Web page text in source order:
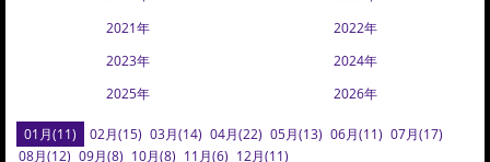
2021年
2022年
2023年
2024年
2025年
2026年
01月(11) 02月(15) 03月(14) 04月(22) 05月(13) 06月(11) 07月(17)
08月(12) 09月(8) 10月(8) 11月(6) 12月(11)